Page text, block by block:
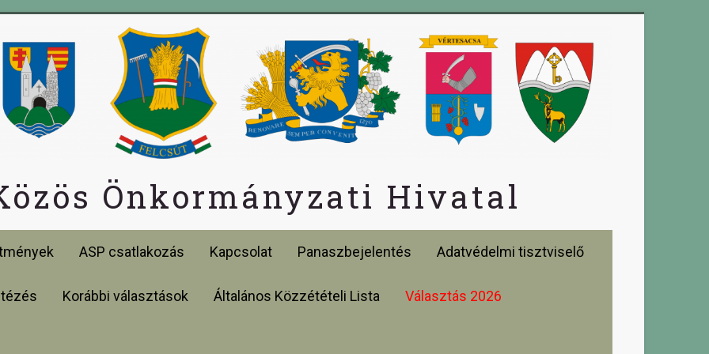
Önkormányzati Hivatal
ASP csatlakozás Kapcsolat Panaszbejelentés Adatvédelmi tisztviselő
Korábbi választások Általános Közzétételi Lista Választás 2026